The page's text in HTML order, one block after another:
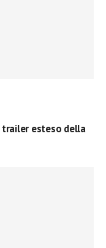
trailer esteso della